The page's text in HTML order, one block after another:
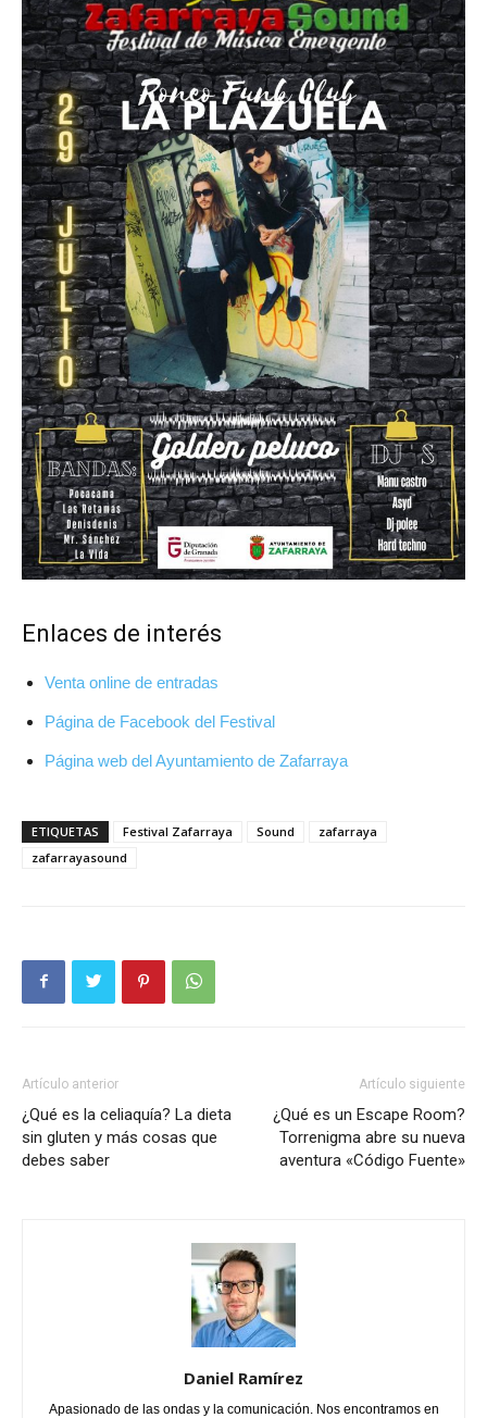
Enlaces de interés
Venta online de entradas
Página de Facebook del Festival
Página web del Ayuntamiento de Zafarraya
ETIQUETAS Festival Zafarraya Sound
zafarraya
zafarrayasound
Artículo anterior
¿Qué es la celiaquía? La dieta
sin gluten y más cosas que
debes saber
Artículo siguiente
¿Qué es un Escape Room?
Torrenigma abre su nueva
aventura «Código Fuente»
Daniel Ramírez
Apasionado de las ondas y la comunicación. Nos encontramos en